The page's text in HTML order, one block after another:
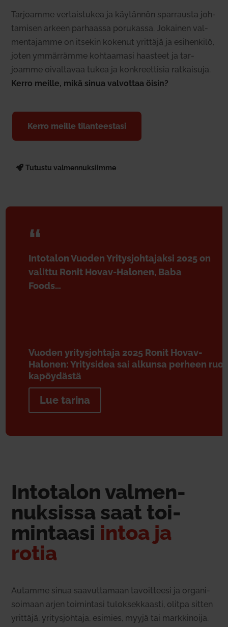
Tar­joamme ver­tais­tukea ja käy­tännön spar­rausta joh­
ta­misen arkeen par­haassa poru­kassa. Jokainen val­
men­ta­jamme on itsekin kokenut yrittäjä ja esi­henkilö,
joten ymmär­rämme koh­taamasi haasteet ja tar­
joamme oival­tavaa tukea ja kon­kreet­tisia rat­kaisuja.
Kerro meille, mikä sinua val­vottaa öisin?
Kerro meille tilan­teestasi
Tutustu val­men­nuk­siimme
Vuoden yri­tys­johtaja 2025 Ronit Hovav-
Halonen: Yri­tysidea sai alkunsa perheen ruo­
ka­pöy­dästä
Into­talon Vuoden Yri­tys­joh­ta­jaksi 2025 on
valittu Ronit Hovav-Halonen, Baba
Foods…
Lue tarina
Into­talon val­men­
nuk­sissa saat toi­
min­taasi intoa ja
rotia
Autamme sinua saa­vut­tamaan tavoit­teesi ja orga­ni­
soimaan arjen toi­mintasi tulok­sek­kaasti, olitpa sitten
yrittäjä, yri­tys­johtaja, esimies, myyjä tai mark­ki­noija.